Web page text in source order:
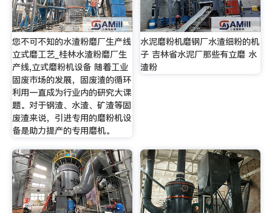
您不可不知的水渣粉磨厂生产线
立式磨工艺_桂林水渣粉磨厂生
产线,立式磨粉机设备 随着工业
固废市场的发展，固废渣的循环
利用一直成为行业内的研究大课
题。对于钢渣、水渣、矿渣等固
废渣来说，引进专用的磨粉机设
备是助力提产的专用磨机。
水泥磨粉机磨钢厂水渣细粉的机
子 吉林省水泥厂那些有立磨 水
渣粉